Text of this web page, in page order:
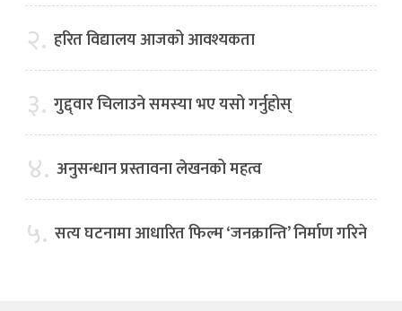
२. हरित विद्यालय आजको आवश्यकता
३. गुद्द्वार चिलाउने समस्या भए यसो गर्नुहोस्
४. अनुसन्धान प्रस्तावना लेखनको महत्व
५. सत्य घटनामा आधारित फिल्म ‘जनक्रान्ति’ निर्माण गरिने